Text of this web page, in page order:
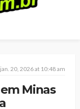
e consórcio com salário a partir de R$ 7,3 mil
jan. 20, 2026 at 10:48 am
Minas